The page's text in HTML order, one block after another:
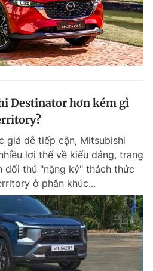
Destinator hơn kém gì
giá dễ tiếp cận, Mitsubishi
lợi thế về kiểu dáng, trang
đối thủ "nặng ký" thách thức
ở phân khúc...